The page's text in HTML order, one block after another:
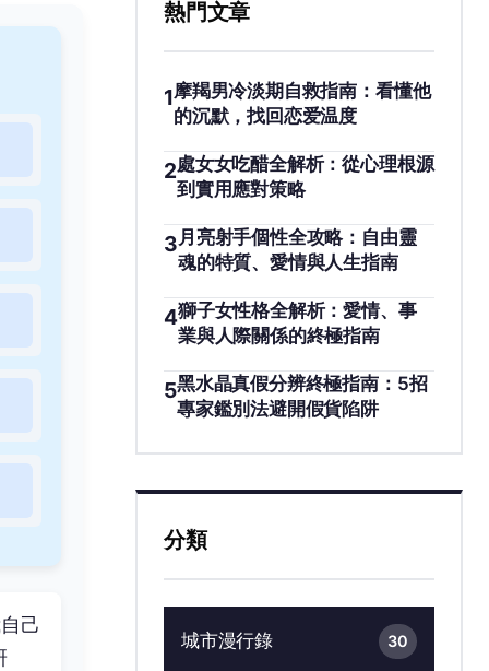
己
熱門文章
1摩羯男冷淡期自救指南：看懂他
的沉默，找回恋爱温度
2處女女吃醋全解析：從心理根源
到實用應對策略
3 月亮射手個性全攻略：自由靈
魂的特質、愛情與人生指南
4獅子女性格全解析：愛情、事
業與人際關係的終極指南
5黑水晶真假分辨終極指南：5招
專家鑑別法避開假貨陷阱
分類
城市漫行錄 30